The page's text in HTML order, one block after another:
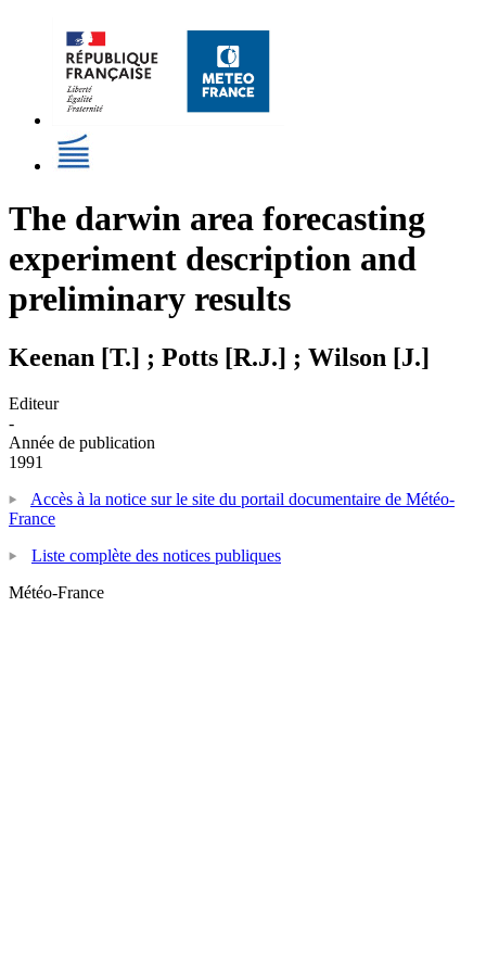
The darwin area forecasting
experiment description and
preliminary results
Keenan [T.] ; Potts [R.J.] ; Wilson [J.]
Editeur
-
Année de publication
1991
Accès à la notice sur le site du portail documentaire de Météo-
France
Liste complète des notices publiques
Météo-France